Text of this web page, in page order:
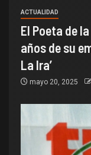
ACTUALIDAD
El Poeta de
años de su
La Ira’
mayo 20, 2025